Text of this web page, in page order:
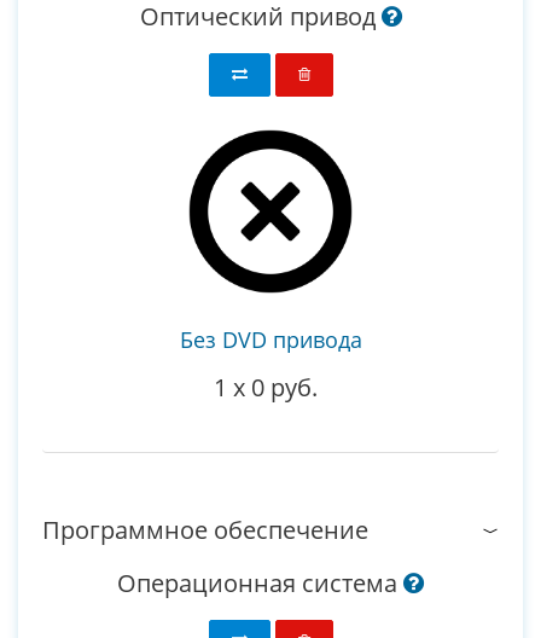
Оптический привод
Без DVD привода
1 x 0 руб.
Программное обеспечение
Операционная система